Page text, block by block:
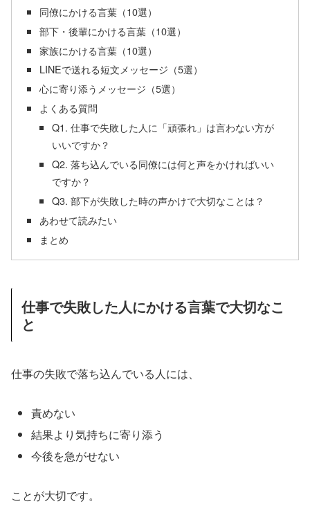
同僚にかける言葉（10選）
部下・後輩にかける言葉（10選）
家族にかける言葉（10選）
LINEで送れる短文メッセージ（5選）
心に寄り添うメッセージ（5選）
よくある質問
Q1. 仕事で失敗した人に「頑張れ」は言わない方が
いいですか？
Q2. 落ち込んでいる同僚には何と声をかければいい
ですか？
Q3. 部下が失敗した時の声かけで大切なことは？
あわせて読みたい
まとめ
仕事で失敗した人にかける言葉で大切なこ
と
仕事の失敗で落ち込んでいる人には、
責めない
結果より気持ちに寄り添う
今後を急がせない
ことが大切です。